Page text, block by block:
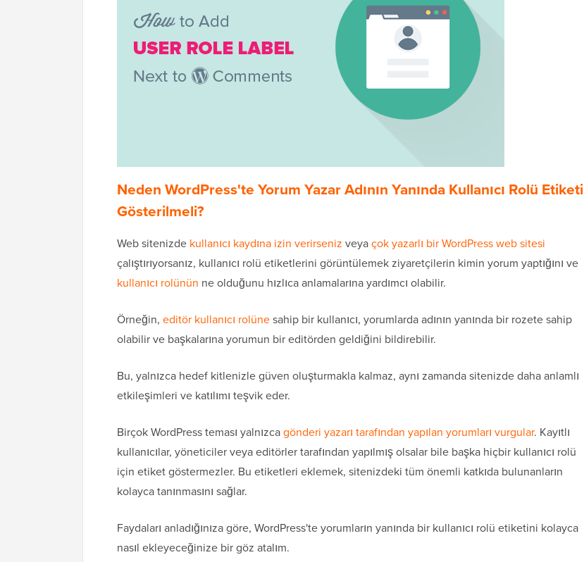
Neden WordPress'te Yorum Yazar Adının Yanında Kullanıcı Rolü Etiketi
Gösterilmeli?
Web sitenizde kullanıcı kaydına izin verirseniz veyaçok yazarlı bir WordPress web sitesi
çalıştırıyorsanız, kullanıcı rolü etiketlerini görüntülemek ziyaretçilerin kimin yorum yaptığını ve
kullanıcı rolünün ne olduğunu hızlıca anlamalarına yardımcı olabilir.
Örneğin, editör kullanıcı rolünesahip bir kullanıcı, yorumlarda adının yanında bir rozete sahip
olabilir ve başkalarına yorumun bir editörden geldiğini bildirebilir.
Bu, yalnızca hedef kitlenizle güven oluşturmakla kalmaz, aynı zamanda sitenizde daha anlamlı
etkileşimleri ve katılımı teşvik eder.
Birçok WordPress teması yalnızcagönderi yazarı tarafından yapılan yorumları vurgular. Kayıtlı
kullanıcılar, yöneticiler veya editörler tarafından yapılmış olsalar bile başka hiçbir kullanıcı rolü
için etiket göstermezler. Bu etiketleri eklemek, sitenizdeki tüm önemli katkıda bulunanların
kolayca tanınmasını sağlar.
Faydaları anladığınıza göre, WordPress'te yorumların yanında bir kullanıcı rolü etiketini kolayca
nasıl ekleyeceğinize bir göz atalım.